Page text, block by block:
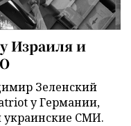
Израиля и
Зеленский
у Германии,
СМИ.